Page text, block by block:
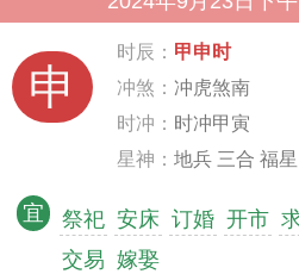
申
时辰： 甲申时
冲煞： 冲虎煞南
时冲： 时冲甲寅
星神： 地兵 三合 福
宜 祭祀 安床 订婚 开市
交易 嫁娶